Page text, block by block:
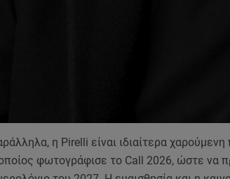
η Pirelli είναι ιδιαίτερα
φωτογράφισε το Call 2026, ώστε να